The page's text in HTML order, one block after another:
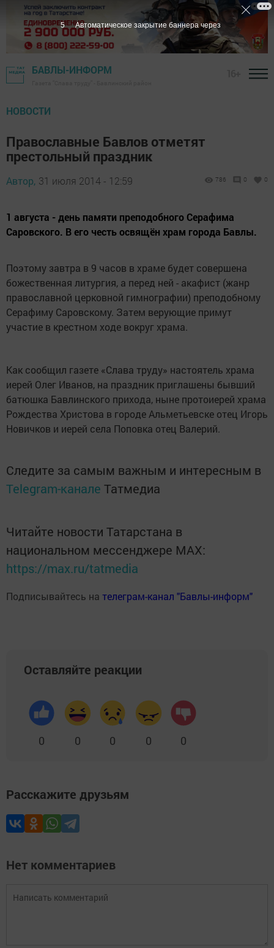
БАВЛЫ-ИНФОРМ
НОВОСТИ
Православные Бавлов отметят
престольный праздник
Автор, 31 июля 2014 - 12:59 786 0 0
1 августа - день памяти преподобного Серафима
Саровского. В его честь освящён храм города Бавлы.
Поэтому завтра в 9 часов в храме будет совершена
божественная литургия, а перед ней - акафист (жанр
православной церковной гимнографии) преподобному
Серафиму Саровскому. Затем верующие примут
участие в крестном ходе вокруг храма.
Как сообщил газете «Слава труду» настоятель храма
иерей Олег Иванов, на праздник приглашены бывший
батюшка Бавлинского прихода, ныне протоиерей храма
Рождества Христова в городе Альметьевске отец Игорь
Новичков и иерей села Поповка отец Валерий.
Следите за самым важным и интересным в
Telegram-канале Татмедиа
Читайте новости Татарстана в
национальном мессенджере MАХ:
https://max.ru/tatmedia
Подписывайтесь на телеграм-канал "Бавлы-информ"
Оставляйте реакции
0 0 0 0 0
Расскажите друзьям
Нет комментариев
5 Автоматическое закрытие баннера через